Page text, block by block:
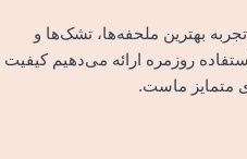
خود با ۱۵ سال تجربه بهترین ملحفه‌ها، تشک‌ها و
روزمره ارائه می‌دهیم کیفیت
متمایز ماست.